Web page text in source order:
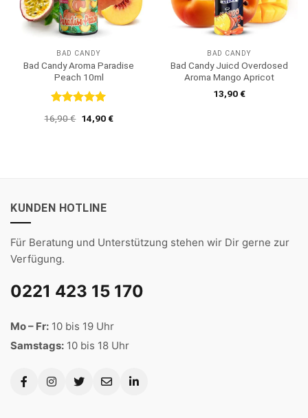
BAD CANDY
Bad Candy Aroma Paradise
Peach 10ml
Bewertet
mit 5 von
16,90€ Ursprünglicher
Preis
14,90€Aktueller
BAD CANDY
Bad Candy Juicd Overdosed
Aroma Mango Apricot
13,90€
KUNDEN HOTLINE
Für Beratung und Unterstützung stehen wir Dir gerne zur
Verfügung.
0221 423 15 170
Mo – Fr: 10 bis 19 Uhr
Samstags: 10 bis 18 Uhr